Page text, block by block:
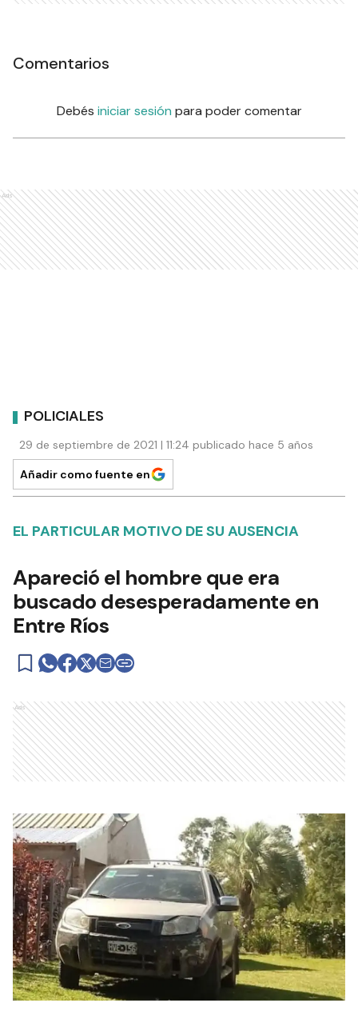
Comentarios
Debés iniciar sesión para poder comentar
Ads
POLICIALES
29 de septiembre de 2021 | 11:24 publicado hace 5 años
Añadir como fuente en
EL PARTICULAR MOTIVO DE SU AUSENCIA
Apareció el hombre que era
buscado desesperadamente en
Entre Ríos
Ads